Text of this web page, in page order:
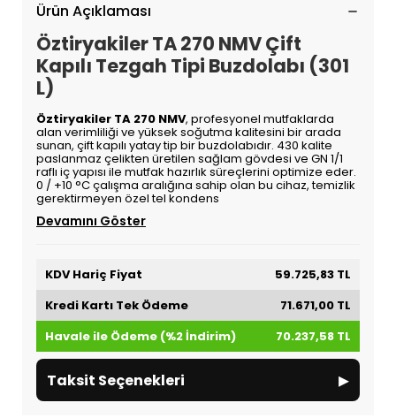
Ürün Açıklaması
Öztiryakiler TA 270 NMV Çift
Kapılı Tezgah Tipi Buzdolabı (301
L)
Öztiryakiler TA 270 NMV, profesyonel mutfaklarda
alan verimliliği ve yüksek soğutma kalitesini bir arada
sunan, çift kapılı yatay tip bir buzdolabıdır. 430 kalite
paslanmaz çelikten üretilen sağlam gövdesi ve GN 1/1
raflı iç yapısı ile mutfak hazırlık süreçlerini optimize eder.
0 / +10 °C çalışma aralığına sahip olan bu cihaz, temizlik
gerektirmeyen özel tel kondens
Devamını Göster
KDV Hariç Fiyat
59.725,83 TL
Kredi Kartı Tek Ödeme
71.671,00 TL
Havale ile Ödeme (%2 İndirim)
70.237,58 TL
Taksit Seçenekleri ▸